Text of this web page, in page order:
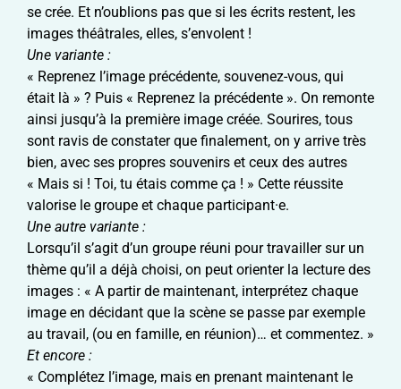
se crée. Et n’oublions pas que si les écrits restent, les
images théâtrales, elles, s’envolent !
Une variante :
« Reprenez l’image précédente, souvenez-vous, qui
était là » ? Puis « Reprenez la précédente ». On remonte
ainsi jusqu’à la première image créée. Sourires, tous
sont ravis de constater que finalement, on y arrive très
bien, avec ses propres souvenirs et ceux des autres
« Mais si ! Toi, tu étais comme ça ! » Cette réussite
valorise le groupe et chaque participant·e.
Une autre variante :
Lorsqu’il s’agit d’un groupe réuni pour travailler sur un
thème qu’il a déjà choisi, on peut orienter la lecture des
images : « A partir de maintenant, interprétez chaque
image en décidant que la scène se passe par exemple
au travail, (ou en famille, en réunion)… et commentez. »
Et encore :
« Complétez l’image, mais en prenant maintenant le